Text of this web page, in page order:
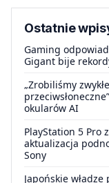
Ostatnie
Gaming
Gigant bije
„Zrobiliśmy
okularów AI
PlayStation 5 Pro
aktualizacja
Sony
Japońskie